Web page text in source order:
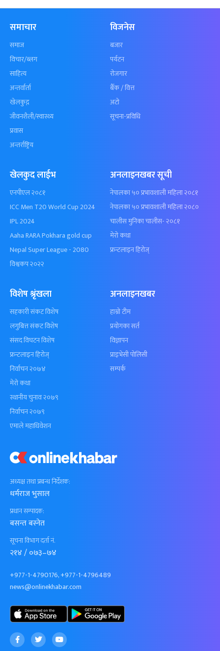
अध्यक्ष तथा प्रबन्ध निर्देशक:
धर्मराज भुसाल
प्रधान सम्पादक:
बसन्त बस्नेत
सूचना विभाग दर्ता नं.
२१४ / ०७३–७४
+977-1-4790176, +977-1-4796489
news@onlinekhabar.com
समाचार
समाज
विचार/ब्लग
साहित्य
अन्तर्वार्ता
खेलकुद़़
जीवनशैली/स्वास्थ्य
प्रवास
अन्तर्राष्ट्रिय
विजनेस
बजार
पर्यटन
रोजगार
बैँक / वित्त
अटो
सूचना-प्रविधि
खेलकुद लाईभ
एनपीएल २०८१
ICC Men T20 World Cup 2024
IPL 2024
Aaha RARA Pokhara gold cup
Nepal Super League - 2080
विश्वकप २०२२
अनलाइनखबर सूची
नेपालका ५० प्रभावशाली महिला २०८१
नेपालका ५० प्रभावशाली महिला २०८०
चालीस मुनिका चालीस- २०८१
मेरो कथा
फ्रन्टलाइन हिरोज्
विशेष श्रृंखला
सहकारी संकट विशेष
लगुबित्त संकट विशेष
संसद विघटन विशेष
फ्रन्टलाइन हिरोज्
निर्वाचन २०७४
मेरो कथा
स्थानीय चुनाव २०७९
निर्वाचन २०७९
एमाले महाधिवेशन
अनलाइनखबर
हाम्रो टीम
प्रयोगका सर्त
विज्ञापन
प्राइभेसी पोलिसी
सम्पर्क